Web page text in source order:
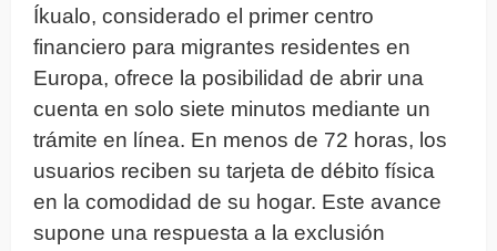
Íkualo, considerado el primer centro
financiero para migrantes residentes en
Europa, ofrece la posibilidad de abrir una
cuenta en solo siete minutos mediante un
trámite en línea. En menos de 72 horas, los
usuarios reciben su tarjeta de débito física
en la comodidad de su hogar. Este avance
supone una respuesta a la exclusión